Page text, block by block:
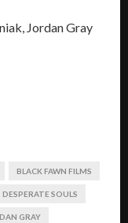
Jordan Gray
BLACK FAWN FILMS
DESPERATE SOULS
GRAY